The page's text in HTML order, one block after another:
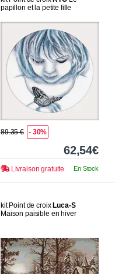
papillon et la petite fille
89.35 € - 30%
62,54€
Livraison gratuite En Stock
kit Point de croix Luca-S
Maison paisible en hiver